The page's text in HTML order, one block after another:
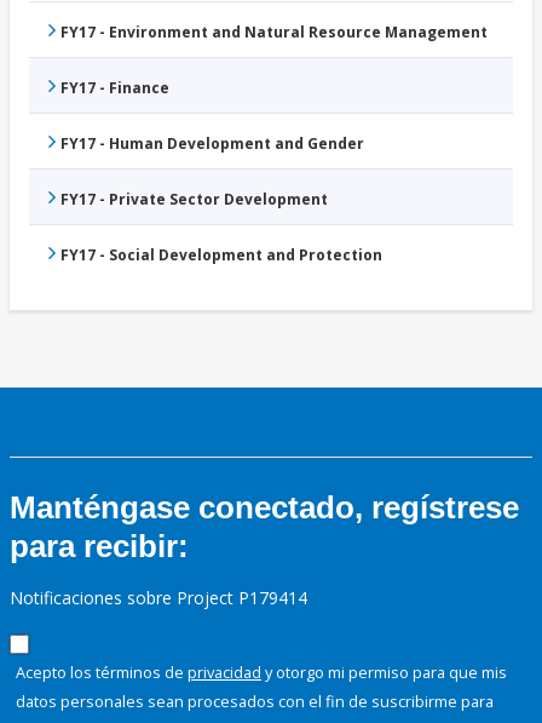
FY17 - Environment and Natural Resource Management
FY17 - Finance
FY17 - Human Development and Gender
FY17 - Private Sector Development
FY17 - Social Development and Protection
Manténgase conectado, regístrese
para recibir:
Notificaciones sobre Project P179414
Acepto los términos de privacidad y otorgo mi permiso para que mis
datos personales sean procesados con el fin de suscribirme para